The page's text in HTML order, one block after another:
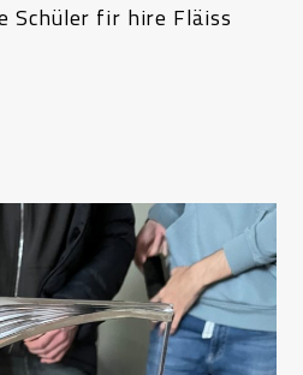
Schüler fir hire Fläiss